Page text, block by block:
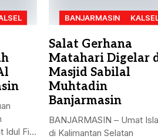
Idul Fitri
BANJARMASIN
Salat Gerhana
Matahari Digelar
Masjid Sabilal
Muhtadin
Banjarmasin
BANJARMASIN – Umat
di Kalimantan Selatan